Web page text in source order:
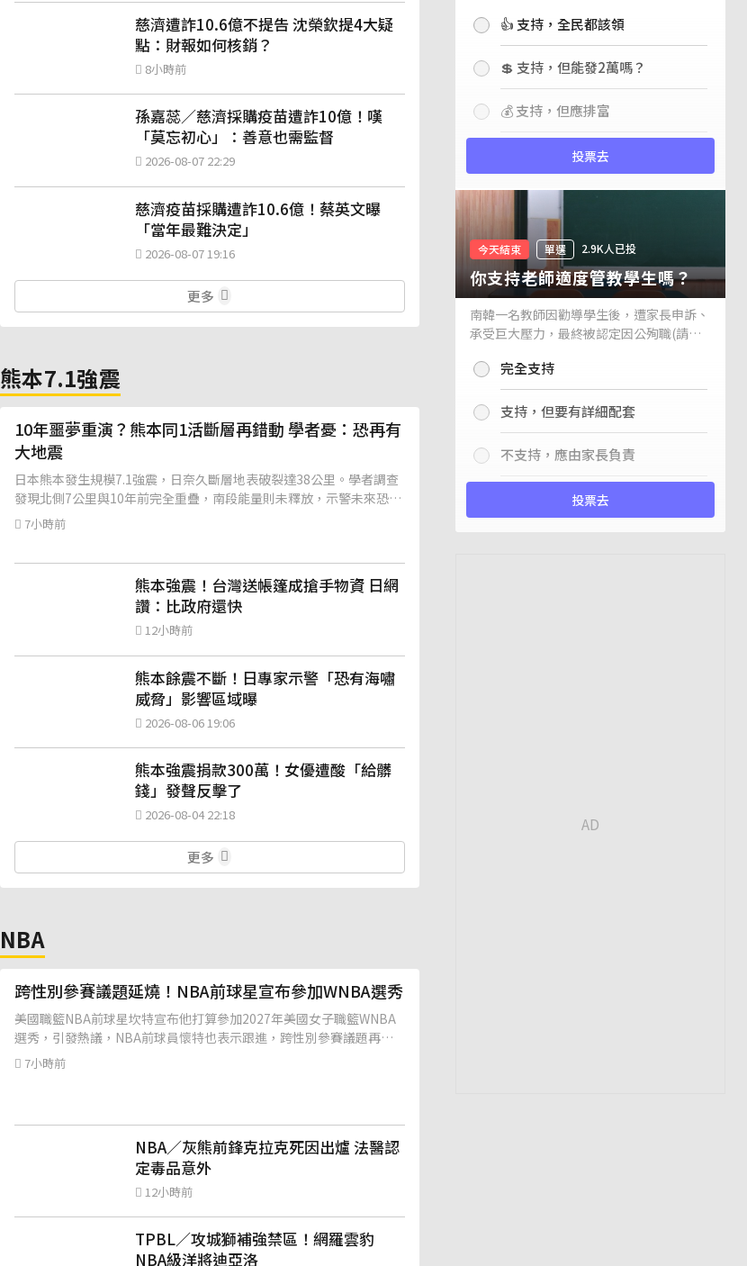
慈濟遭詐10.6億不提告 沈榮欽提4大疑
點：財報如何核銷？
8小時前
孫嘉蕊／慈濟採購疫苗遭詐10億！嘆
「莫忘初心」：善意也需監督
2026-08-07 22:29
慈濟疫苗採購遭詐10.6億！蔡英文曝
「當年最難決定」
2026-08-07 19:16
更多
熊本7.1強震
10年噩夢重演？熊本同1活斷層再錯動 學者憂：恐再有
大地震
日本熊本發生規模7.1強震，日奈久斷層地表破裂達38公里。學者調查
發現北側7公里與10年前完全重疊，南段能量則未釋放，示警未來恐再
爆大地震。
7小時前
熊本強震！台灣送帳篷成搶手物資 日網
讚：比政府還快
12小時前
熊本餘震不斷！日專家示警「恐有海嘯
威脅」影響區域曝
2026-08-06 19:06
熊本強震捐款300萬！女優遭酸「給髒
錢」發聲反擊了
2026-08-04 22:18
更多
NBA
跨性別參賽議題延燒！NBA前球星宣布參加WNBA選秀
美國職籃NBA前球星坎特宣布他打算參加2027年美國女子職籃WNBA
選秀，引發熱議，NBA前球員懷特也表示跟進，跨性別參賽議題再度
成為爭論焦點。
7小時前
NBA／灰熊前鋒克拉克死因出爐 法醫認
定毒品意外
12小時前
TPBL／攻城獅補強禁區！網羅雲豹
NBA級洋將迪亞洛
持嗎？👍 支持，全民都該領
💲 支持，但能發2萬嗎？
💰 支持，但應排富
投票去
今天結束 單選 2.9K人已投
你支持老師適度管教學生嗎？
南韓一名教師因勸導學生後，遭家長申訴、
承受巨大壓力，最終被認定因公殉職(請見
你支持老師適度管教學生嗎？
完全支持
支持，但要有詳細配套
不支持，應由家長負責
投票去